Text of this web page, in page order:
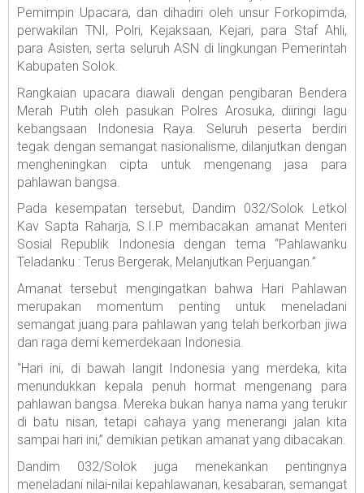
Pemimpin Upacara, dan dihadiri oleh unsur Forkopimda,
perwakilan TNI, Polri, Kejaksaan, Kejari, para Staf Ahli,
para Asisten, serta seluruh ASN di lingkungan Pemerintah
Kabupaten Solok.
Rangkaian upacara diawali dengan pengibaran Bendera
Merah Putih oleh pasukan Polres Arosuka, diiringi lagu
kebangsaan Indonesia Raya. Seluruh peserta berdiri
tegak dengan semangat nasionalisme, dilanjutkan dengan
mengheningkan cipta untuk mengenang jasa para
pahlawan bangsa.
Pada kesempatan tersebut, Dandim 032/Solok Letkol
Kav Sapta Raharja, S.I.P membacakan amanat Menteri
Sosial Republik Indonesia dengan tema “Pahlawanku
Teladanku : Terus Bergerak, Melanjutkan Perjuangan.”
Amanat tersebut mengingatkan bahwa Hari Pahlawan
merupakan momentum penting untuk meneladani
semangat juang para pahlawan yang telah berkorban jiwa
dan raga demi kemerdekaan Indonesia.
“Hari ini, di bawah langit Indonesia yang merdeka, kita
menundukkan kepala penuh hormat mengenang para
pahlawan bangsa. Mereka bukan hanya nama yang terukir
di batu nisan, tetapi cahaya yang menerangi jalan kita
sampai hari ini,” demikian petikan amanat yang dibacakan.
Dandim 032/Solok juga menekankan pentingnya
meneladani nilai-nilai kepahlawanan, kesabaran, semangat